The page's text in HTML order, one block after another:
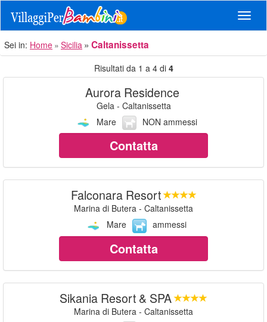
Sei in: Home Sicilia Caltanissetta
Risultati da 1 a 4 di 4
Aurora Residence
Gela - Caltanissetta
Mare
NON ammessi
Contatta
Falconara Resort
Marina di Butera - Caltanissetta
Mare
ammessi
Contatta
Sikania Resort & SPA
Marina di Butera - Caltanissetta